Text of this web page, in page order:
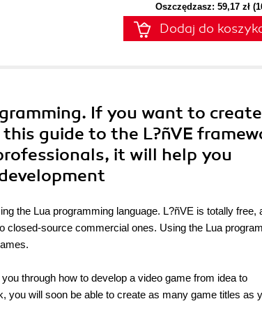
Oszczędzasz: 59,17 zł
Dodaj do
If you want to
guide to the L?ñVE
it will help you
the Lua programming language. L?ñVE is totally free,
closed-source commercial ones. Using the Lua
through how to develop a video game from idea to
you will soon be able to create as many game titles as